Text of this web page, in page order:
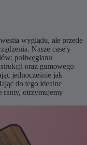
wyglądu, ale przede
Nasze case'y
poliwęglanu
oraz gumowego
jednocześnie jak
do tego idealne
ranty, otrzymujemy